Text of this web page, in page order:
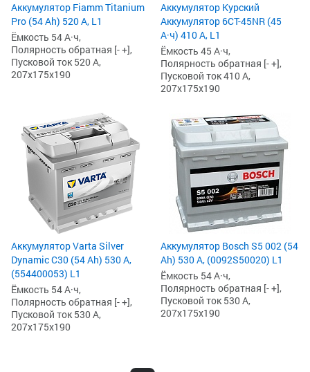
Аккумулятор Fiamm Titanium
Pro (54 Ah) 520 А, L1
Ёмкость 54 А·ч,
Полярность обратная [- +],
Пусковой ток 520 А,
207x175x190
Аккумулятор Курский
Аккумулятор 6СТ-45NR (45
А·ч) 410 А, L1
Ёмкость 45 А·ч,
Полярность обратная [- +],
Пусковой ток 410 А,
207x175x190
Аккумулятор Varta Silver
Dynamic C30 (54 Ah) 530 А,
(554400053) L1
Ёмкость 54 А·ч,
Полярность обратная [- +],
Пусковой ток 530 А,
207x175x190
Аккумулятор Bosch S5 002 (54
Ah) 530 А, (0092S50020) L1
Ёмкость 54 А·ч,
Полярность обратная [- +],
Пусковой ток 530 А,
207x175x190